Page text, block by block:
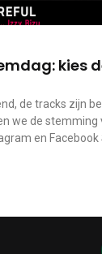
kies
de tracks zijn
we de
en Facebook